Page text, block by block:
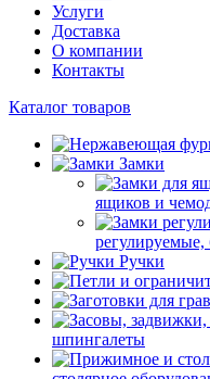
Услуги
Доставка
О компании
Контакты
Каталог товаров
Замки
ящиков и
регулируемые,
Ручки
шпингалеты